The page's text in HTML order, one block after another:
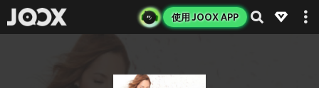
使用 JOOX APP